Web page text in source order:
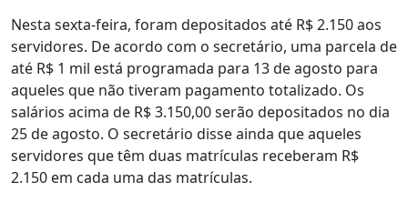
Nesta sexta-feira, foram depositados até R$ 2.150 aos
servidores. De acordo com o secretário, uma parcela de
até R$ 1 mil está programada para 13 de agosto para
aqueles que não tiveram pagamento totalizado. Os
salários acima de R$ 3.150,00 serão depositados no dia
25 de agosto. O secretário disse ainda que aqueles
servidores que têm duas matrículas receberam R$
2.150 em cada uma das matrículas.